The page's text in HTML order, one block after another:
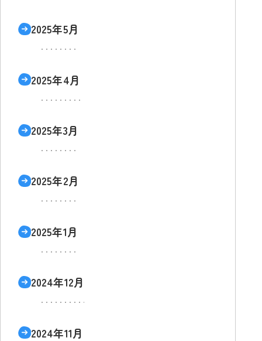
2025年5月
2025年4月
2025年3月
2025年2月
2025年1月
2024年12月
2024年11月